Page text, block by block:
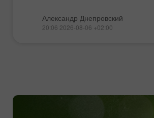
Александр Днепровский
20:06 2026-08-06 +02:00